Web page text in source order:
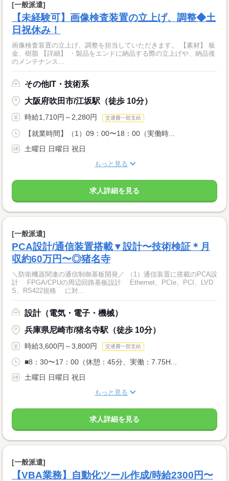
[一般派遣]
【未経験可】画像検査装置の立上げ、調整◆土
日祝休み！
画像検査装置の立上げ、調整を担当していただきます。 【素材】 板
金、樹脂 【詳細】 ・製品をエンドに納品する際の立上げや、納品後
のメンテナンス...
その他IT・技術系
大阪府吹田市/江坂駅（徒歩 10分）
時給1,710円～2,280円 交通費一部支給
【就業時間】（1）09：00〜18：00（実働時...
土曜日 日曜日 祝日
もっと見る
求人詳細を見る
[一般派遣]
PCA設計/通信装置搭載▼設計〜技術検証＊月
収約60万円〜◎猪名寺
＼防衛機器関連の通信制御基板開発／ （1）通信装置に搭載のPCA設
計 FPGA/CPUの周辺回路基板設計 Ethernet、PCIe、PCI、LVD
S、RS422規格 に対...
設計（電気・電子・機械）
兵庫県尼崎市/猪名寺駅（徒歩 10分）
時給3,600円～3,800円 交通費一部支給
■8：30〜17：00（休憩：45分、実働：7.75H...
土曜日 日曜日 祝日
もっと見る
求人詳細を見る
[一般派遣]
【VBA業務】自動化ツール作成/時給2300円〜